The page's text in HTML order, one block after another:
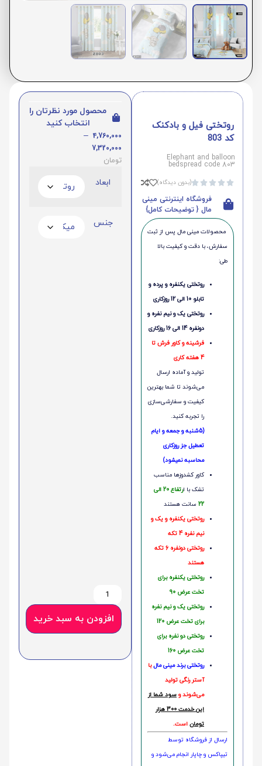
روتختی فیل و بادکنک
کد 803
Elephant and balloon
bedspread code 803




(بدون دیدگاه)
فروشگاه اینترنتی مینی
مال { توضیحات کامل}
محصولات مینی‌ مال پس از ثبت
سفارش، با دقت و کیفیت بالا
طی:
روتختی یکنفره و پرده و
تابلو 10 الی 12 روزکاری
روتختی یک و نیم نفره و
دونفره 14 الی 16 روزکاری
فرشینه و کاور فرش تا
4 هفته کاری
تولید و آماده ارسال
می‌شوند تا شما بهترین
کیفیت و سفارشی‌سازی
را تجربه کنید.
(5شنبه و جمعه و ایام
تعطیل جز روزکاری
محاسبه نمیشود)
کاور کشدوزها مناسب
تشک با ا
رتفاع 20 الی
22 سانت هستند
روتختی یکنفره و یک و
نیم نفره 4 تکه
روتختی دونفره 6 تکه
هستند
روتختی یکنفره برای
تخت عرض 90
روتختی یک و نیم نفره
برای تخت عرض 120
روتختی دو نفره برای
تخت عرض 160
روتختی‌ برند مینی مالبا
آستر رنگی تولید
می‌شوند و سود شما از
این خدمت 300 هزار
تومان است.
ارسال از فروشگاه توسط
تیپاکس و چاپار انجام می‌شود و
محصول مورد نظرتان را
انتخاب کنید
4,760,000
–
7,320,000
تومان
ابعاد
جنس
افزودن به سبد خرید